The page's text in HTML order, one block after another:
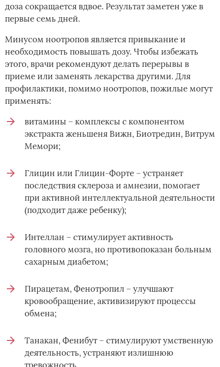
доза сокращается вдвое. Результат заметен уже в
первые семь дней.
Минусом ноотропов является привыкание и
необходимость повышать дозу. Чтобы избежать
этого, врачи рекомендуют делать перерывы в
приеме или заменять лекарства другими. Для
профилактики, помимо ноотропов, пожилые могут
применять:
витамины – комплексы с компонентом
экстракта женьшеня Вижн, Биотредин, Витрум
Мемори;
Глицин или Глицин-Форте – устраняет
последствия склероза и амнезии, помогает
при активной интеллектуальной деятельности
(подходит даже ребенку);
Интеллан – стимулирует активность
головного мозга, но противопоказан больным
сахарным диабетом;
Пирацетам, Фенотропил – улучшают
кровообращение, активизируют процессы
обмена;
Танакан, Фенибут – стимулируют умственную
деятельность, устраняют излишнюю